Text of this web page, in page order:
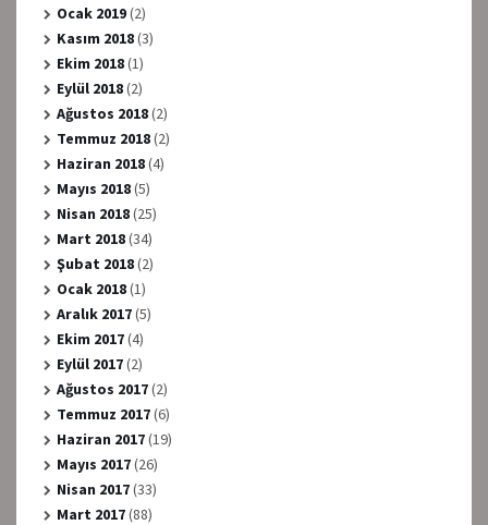
Ocak 2019(2)
Kasım 2018(3)
Ekim 2018(1)
Eylül 2018(2)
Ağustos 2018(2)
Temmuz 2018(2)
Haziran 2018(4)
Mayıs 2018(5)
Nisan 2018(25)
Mart 2018(34)
Şubat 2018(2)
Ocak 2018(1)
Aralık 2017(5)
Ekim 2017(4)
Eylül 2017(2)
Ağustos 2017(2)
Temmuz 2017(6)
Haziran 2017(19)
Mayıs 2017(26)
Nisan 2017(33)
Mart 2017(88)